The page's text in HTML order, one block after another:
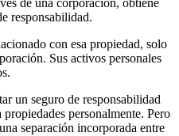
de una corporación, obtiene
responsabilidad.
con esa propiedad, solo
Sus activos personales
un seguro de responsabilidad
personalmente. Pero
separación incorporada entre